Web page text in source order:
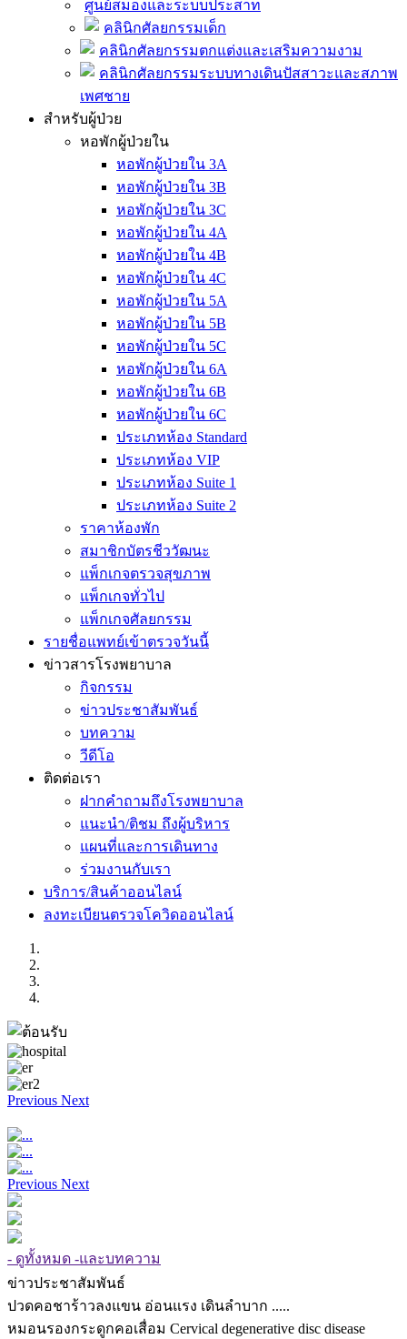
ศูนย์สมองและระบบประสาท
คลินิกศัลยกรรมเด็ก
คลินิกศัลยกรรมตกแต่งและเสริมความงาม
คลินิกศัลยกรรมระบบทางเดินปัสสาวะและสภาพ
เพศชาย
สำหรับผู้ป่วย
หอพักผู้ป่วยใน
หอพักผู้ป่วยใน 3A
หอพักผู้ป่วยใน 3B
หอพักผู้ป่วยใน 3C
หอพักผู้ป่วยใน 4A
หอพักผู้ป่วยใน 4B
หอพักผู้ป่วยใน 4C
หอพักผู้ป่วยใน 5A
หอพักผู้ป่วยใน 5B
หอพักผู้ป่วยใน 5C
หอพักผู้ป่วยใน 6A
หอพักผู้ป่วยใน 6B
หอพักผู้ป่วยใน 6C
ประเภทห้อง Standard
ประเภทห้อง VIP
ประเภทห้อง Suite 1
ประเภทห้อง Suite 2
ราคาห้องพัก
สมาชิกบัตรชีววัฒนะ
แพ็กเกจตรวจสุขภาพ
แพ็กเกจทั่วไป
แพ็กเกจศัลยกรรม
รายชื่อแพทย์เข้าตรวจวันนี้
ข่าวสารโรงพยาบาล
กิจกรรม
ข่าวประชาสัมพันธ์
บทความ
วีดีโอ
ติดต่อเรา
ฝากคำถามถึงโรงพยาบาล
แนะนำ/ติชม ถึงผู้บริหาร
แผนที่และการเดินทาง
ร่วมงานกับเรา
บริการ/สินค้าออนไลน์
ลงทะเบียนตรวจโควิดออนไลน์
Previous Next
Previous Next
- ดูทั้งหมด -และบทความ
ข่าวประชาสัมพันธ์
ปวดคอชาร้าวลงแขน อ่อนแรง เดินลำบาก .....
หมอนรองกระดูกคอเสื่อม Cervical degenerative disc disease